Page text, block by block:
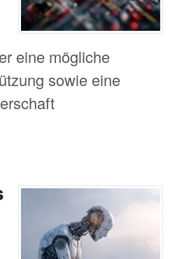
eine mögliche
sowie eine